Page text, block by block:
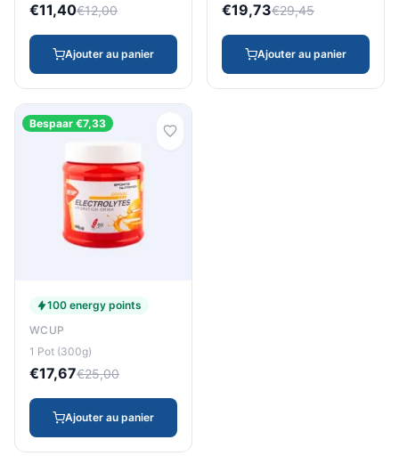
€11,40€12,00
Ajouter au panier
€19,73€29,45
Ajouter au panier
Bespaar €7,33
100 energy points
WCUP
1 Pot (300g)
€17,67€25,00
Ajouter au panier